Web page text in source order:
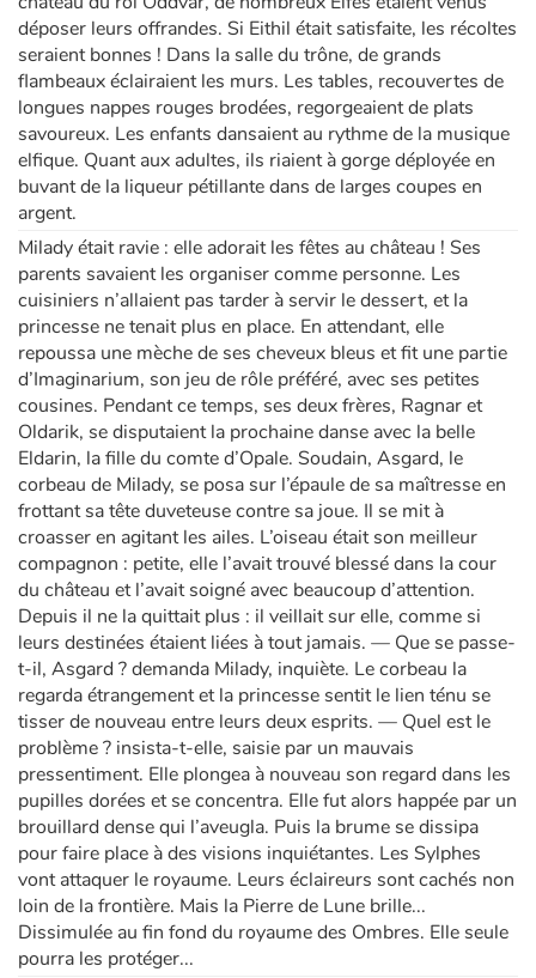
déposer leurs offrandes. Si Eithil était satisfaite, les récoltes
seraient bonnes ! Dans la salle du trône, de grands
flambeaux éclairaient les murs. Les tables, recouvertes de
longues nappes rouges brodées, regorgeaient de plats
savoureux. Les enfants dansaient au rythme de la musique
elfique. Quant aux adultes, ils riaient à gorge déployée en
buvant de la liqueur pétillante dans de larges coupes en
argent.
Milady était ravie : elle adorait les fêtes au château ! Ses
parents savaient les organiser comme personne. Les
cuisiniers n’allaient pas tarder à servir le dessert, et la
princesse ne tenait plus en place. En attendant, elle
repoussa une mèche de ses cheveux bleus et fit une partie
d’Imaginarium, son jeu de rôle préféré, avec ses petites
cousines. Pendant ce temps, ses deux frères, Ragnar et
Oldarik, se disputaient la prochaine danse avec la belle
Eldarin, la fille du comte d’Opale. Soudain, Asgard, le
corbeau de Milady, se posa sur l’épaule de sa maîtresse en
frottant sa tête duveteuse contre sa joue. Il se mit à
croasser en agitant les ailes. L’oiseau était son meilleur
compagnon : petite, elle l’avait trouvé blessé dans la cour
du château et l’avait soigné avec beaucoup d’attention.
Depuis il ne la quittait plus : il veillait sur elle, comme si
leurs destinées étaient liées à tout jamais. — Que se passe-
t-il, Asgard ? demanda Milady, inquiète. Le corbeau la
regarda étrangement et la princesse sentit le lien ténu se
tisser de nouveau entre leurs deux esprits. — Quel est le
problème ? insista-t-elle, saisie par un mauvais
pressentiment. Elle plongea à nouveau son regard dans les
pupilles dorées et se concentra. Elle fut alors happée par un
brouillard dense qui l’aveugla. Puis la brume se dissipa
pour faire place à des visions inquiétantes. Les Sylphes
vont attaquer le royaume. Leurs éclaireurs sont cachés non
loin de la frontière. Mais la Pierre de Lune brille...
Dissimulée au fin fond du royaume des Ombres. Elle seule
pourra les protéger...